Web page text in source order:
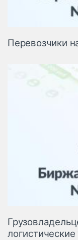
Перевозчики
логистические